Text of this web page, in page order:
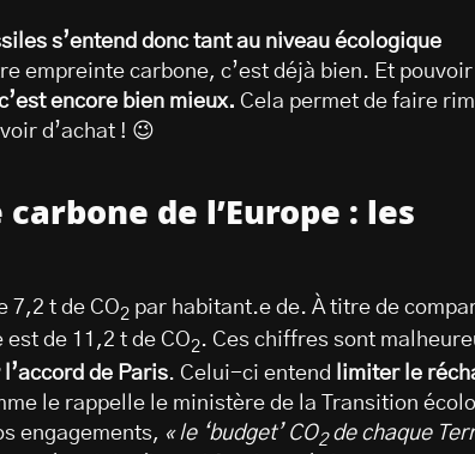
s’entend donc tant au niveau écologique
empreinte carbone, c’est déjà bien. Et pouvoir
encore bien mieux. Cela permet de faire
d’achat ! 😉
de l’Europe : les
7,2 t de CO2 par habitant.e de. À titre de
est de 11,2 t de CO2. Ces chiffres sont
de Paris. Celui-ci entend
limiter le
le rappelle le ministère de la Transition
engagements, « le ‘budget’ CO2de chaque